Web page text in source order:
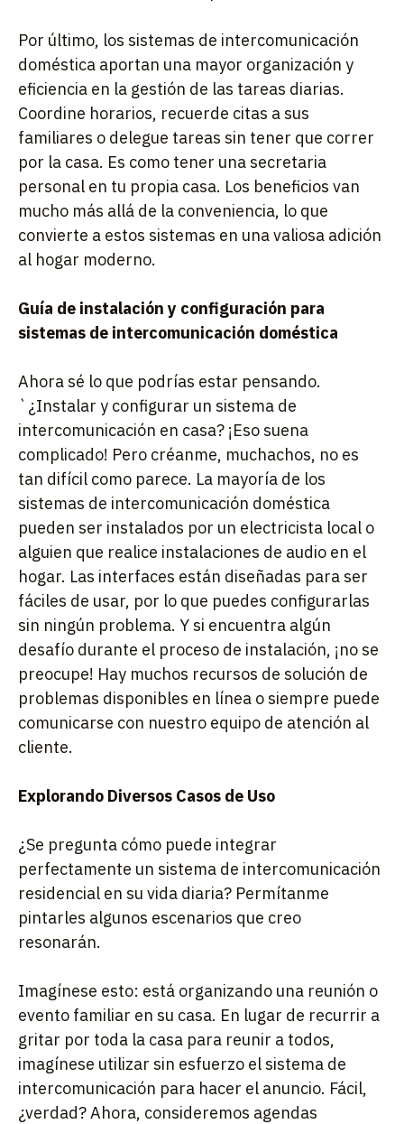
Por último, los sistemas de intercomunicación
doméstica aportan una mayor organización y
eficiencia en la gestión de las tareas diarias.
Coordine horarios, recuerde citas a sus
familiares o delegue tareas sin tener que correr
por la casa. Es como tener una secretaria
personal en tu propia casa. Los beneficios van
mucho más allá de la conveniencia, lo que
convierte a estos sistemas en una valiosa adición
al hogar moderno.
Guía de instalación y configuración para
sistemas de intercomunicación doméstica
Ahora sé lo que podrías estar pensando.
`¿Instalar y configurar un sistema de
intercomunicación en casa? ¡Eso suena
complicado! Pero créanme, muchachos, no es
tan difícil como parece. La mayoría de los
sistemas de intercomunicación doméstica
pueden ser instalados por un electricista local o
alguien que realice instalaciones de audio en el
hogar. Las interfaces están diseñadas para ser
fáciles de usar, por lo que puedes configurarlas
sin ningún problema. Y si encuentra algún
desafío durante el proceso de instalación, ¡no se
preocupe! Hay muchos recursos de solución de
problemas disponibles en línea o siempre puede
comunicarse con nuestro equipo de atención al
cliente.
Explorando Diversos Casos de Uso
¿Se pregunta cómo puede integrar
perfectamente un sistema de intercomunicación
residencial en su vida diaria? Permítanme
pintarles algunos escenarios que creo
resonarán.
Imagínese esto: está organizando una reunión o
evento familiar en su casa. En lugar de recurrir a
gritar por toda la casa para reunir a todos,
imagínese utilizar sin esfuerzo el sistema de
intercomunicación para hacer el anuncio. Fácil,
¿verdad? Ahora, consideremos agendas